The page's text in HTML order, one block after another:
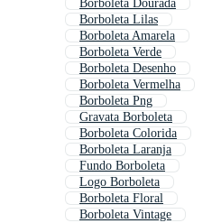
Borboleta Dourada
Borboleta Lilas
Borboleta Amarela
Borboleta Verde
Borboleta Desenho
Borboleta Vermelha
Borboleta Png
Gravata Borboleta
Borboleta Colorida
Borboleta Laranja
Fundo Borboleta
Logo Borboleta
Borboleta Floral
Borboleta Vintage